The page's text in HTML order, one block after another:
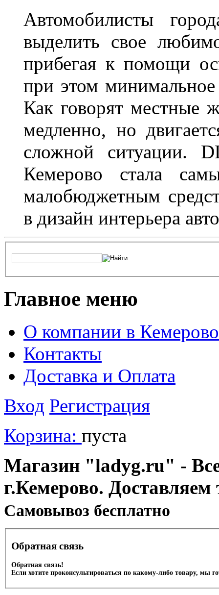
Автомобилисты
выделить свое
прибегая к помощи
при этом минимальное
Как говорят местные
медленно, но
сложной ситуации.
Кемерово стала
малобюджетным
в дизайн интерьера
Главное меню
О компании в Кемерово
Контакты
Доставка и Оплата
Вход Регистрация
Корзина: пуста
Магазин "ladyg.ru" -
г.Кемерово.
Cамовывоз бесплатно
Обратная связь
Обратная связь!
Если хотите проконсультироваться по какому-либо товару, мы